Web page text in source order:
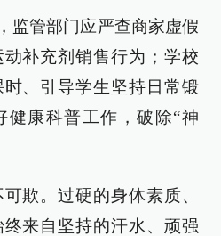
监管部门应严查商家虚假
补充剂销售行为；学校
、引导学生坚持日常锻
健康科普工作，破除“神
欺。过硬的身体素质、
来自坚持的汗水、顽强